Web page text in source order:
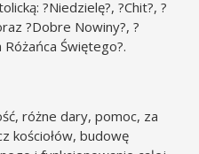
?Niedzielę?, ?Chit?, ?
?Dobre Nowiny?, ?
Różańca Świętego?.
różne dary, pomoc, za
kościołów, budowę